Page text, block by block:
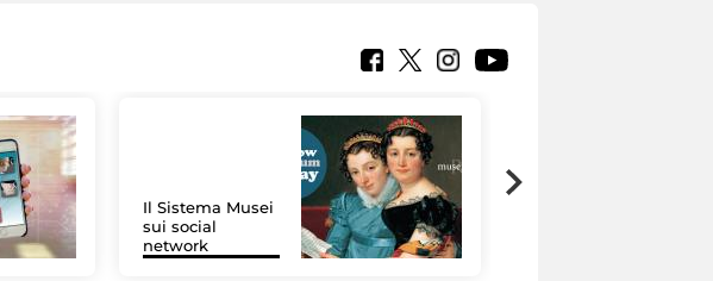
Il Sistema Musei
sui social
network